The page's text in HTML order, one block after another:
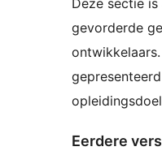
gevorderde
Eerdere